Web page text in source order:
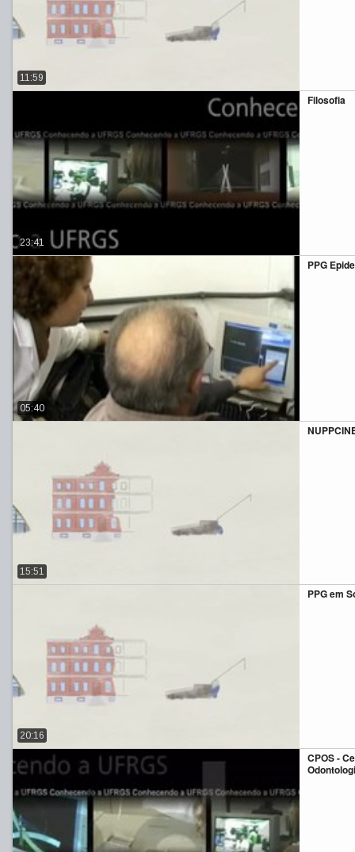
11:59
Filosofia
23:41
PPG
05:40
15:51
PPG em
20:16
CPOS -